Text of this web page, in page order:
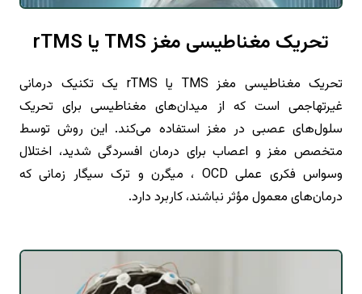
تحریک مغناطیسی مغز TMS یا rTMS
تحریک مغناطیسی مغز TMS یا rTMS یک تکنیک درمانی
غیرتهاجمی است که از میدان‌های مغناطیسی برای تحریک
سلول‌های عصبی در مغز استفاده می‌کند. این روش توسط
متخصص مغز و اعصاب برای درمان افسردگی شدید، اختلال
وسواس فکری عملی OCD ، میگرن و ترک سیگار زمانی که
درمان‌های معمول مؤثر نباشند، کاربرد دارد.